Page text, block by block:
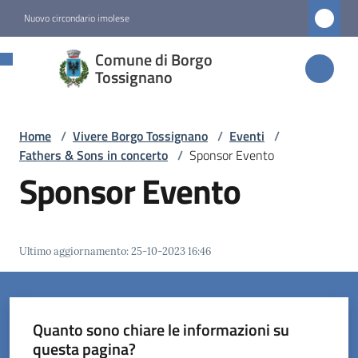
Nuovo circondario imolese
Comune di Borgo
Tossignano
Comune di
Borgo
Novità
Servizi
Vivere
Borgo
Tossignano
Home / Vivere Borgo Tossignano / Eventi /
Fathers & Sons in concerto / Sponsor Evento
Sponsor Evento
Ultimo aggiornamento:25-10-2023 16:46
Quanto sono chiare le informazioni su
questa pagina?